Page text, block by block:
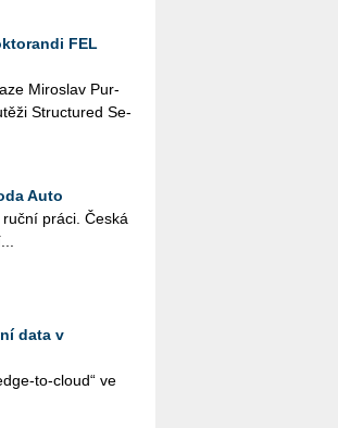
FEL
Mi­roslav Pur­
Structu­red Se­
Auto
práci. Česká
data v
to-cloud“ ve